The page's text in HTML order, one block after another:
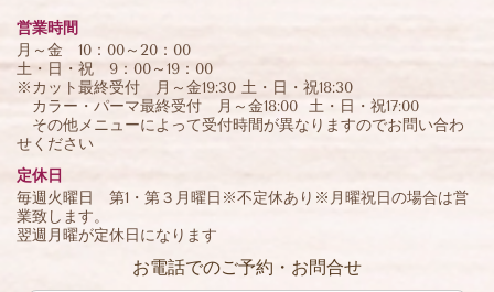
営業時間
月～金 10：00～20：00
土・日・祝 9：00～19：00
※カット最終受付 月～金19:30 土・日・祝18:30
カラー・パーマ最終受付 月～金18:00 土・日・祝17:00
その他メニューによって受付時間が異なりますのでお問い合わ
せください
定休日
毎週火曜日 第1・第３月曜日※不定休あり※月曜祝日の場合は営
業致します。
翌週月曜が定休日になります
お電話でのご予約・お問合せ